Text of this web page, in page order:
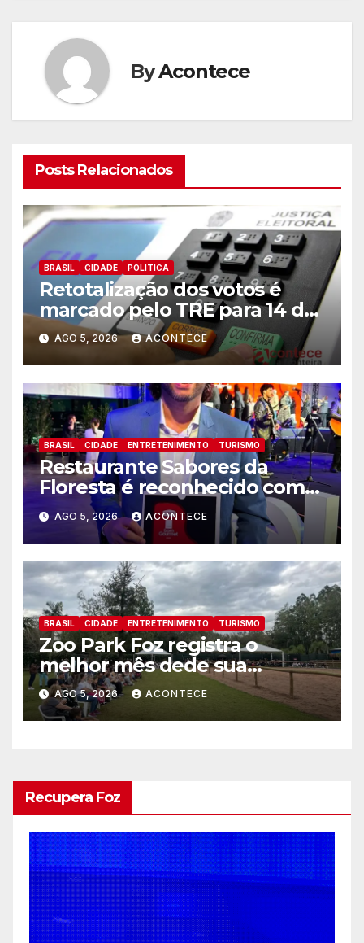
ByAcontece
Posts Relacionados
BRASIL CIDADE POLITICA
Retotalização dos votos é
marcado pelo TRE para 14 de
agosto
AGO 5, 2026 ACONTECE
BRASIL CIDADE ENTRETENIMENTO TURISMO
Restaurante Sabores da
Floresta é reconhecido como
um dos Lugares Imperdíveis
de Foz do Iguaçu
AGO 5, 2026 ACONTECE
BRASIL CIDADE ENTRETENIMENTO TURISMO
Zoo Park Foz registra o
melhor mês dede sua
inauguração
AGO 5, 2026 ACONTECE
Recupera Foz